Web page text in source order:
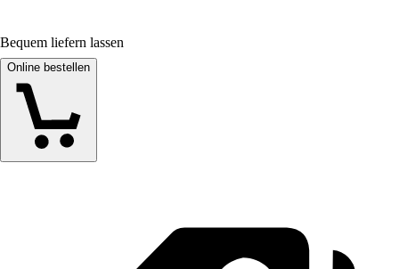
Bequem liefern lassen
Online bestellen